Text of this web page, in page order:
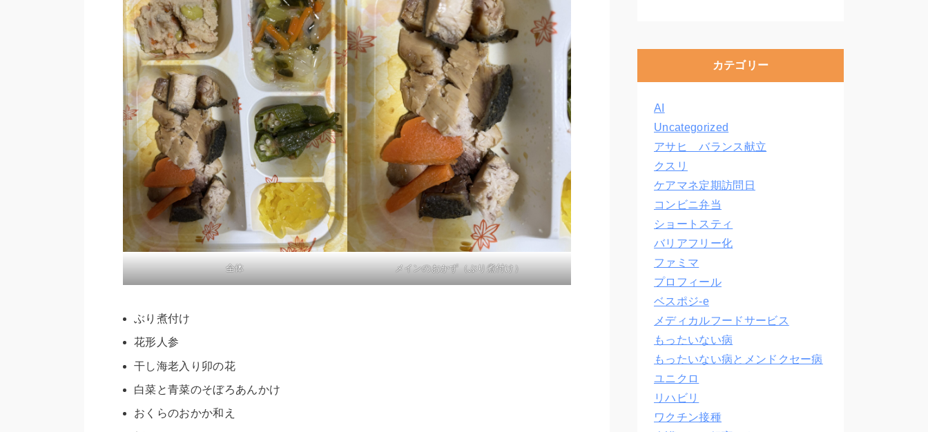
全体 メインのおかず（ぶり煮付け）
ぶり煮付け
花形人参
干し海老入り卯の花
白菜と青菜のそぼろあんかけ
おくらのおかか和え
カテゴリー
AI
Uncategorized
アサヒ バランス献立
クスリ
ケアマネ定期訪問日
コンビニ弁当
ショートスティ
バリアフリー化
ファミマ
プロフィール
ベスポジ-e
メディカルフードサービス
もったいない病
もったいない病とメンドクセー病
ユニクロ
リハビリ
ワクチン接種